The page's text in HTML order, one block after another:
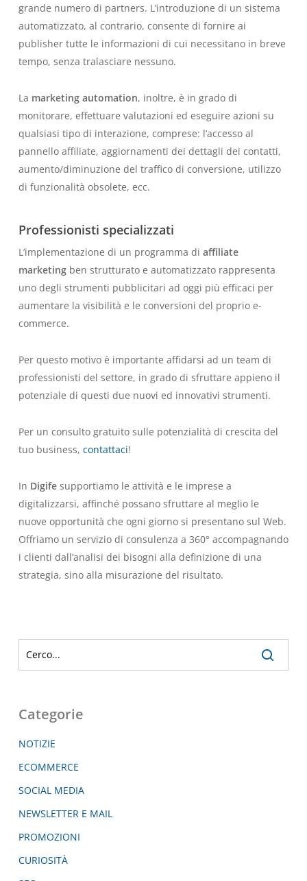
grande numero di partners. L’introduzione di un sistema
automatizzato, al contrario, consente di fornire ai
publisher tutte le informazioni di cui necessitano in breve
tempo, senza tralasciare nessuno.
La marketing automation, inoltre, è in grado di
monitorare, effettuare valutazioni ed eseguire azioni su
qualsiasi tipo di interazione, comprese: l’accesso al
pannello affiliate, aggiornamenti dei dettagli dei contatti,
aumento/diminuzione del traffico di conversione, utilizzo
di funzionalità obsolete, ecc.
Professionisti specializzati
L’implementazione di un programma di affiliate
marketing ben strutturato e automatizzato rappresenta
uno degli strumenti pubblicitari ad oggi più efficaci per
aumentare la visibilità e le conversioni del proprio e-
commerce.
Per questo motivo è importante affidarsi ad un team di
professionisti del settore, in grado di sfruttare appieno il
potenziale di questi due nuovi ed innovativi strumenti.
Per un consulto gratuito sulle potenzialità di crescita del
tuo business, contattaci!
In Digife supportiamo le attività e le imprese a
digitalizzarsi, affinché possano sfruttare al meglio le
nuove opportunità che ogni giorno si presentano sul Web.
Offriamo un servizio di consulenza a 360° accompagnando
i clienti dall’analisi dei bisogni alla definizione di una
strategia, sino alla misurazione del risultato.
Categorie
NOTIZIE
ECOMMERCE
SOCIAL MEDIA
NEWSLETTER E MAIL
PROMOZIONI
CURIOSITÀ